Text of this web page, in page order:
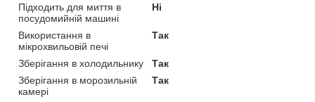
Підходить для миття в
посудомийній машині
Ні
Використання в
мікрохвильовій печі
Так
Зберігання в холодильнику
Так
Зберігання в морозильній
камері
Так